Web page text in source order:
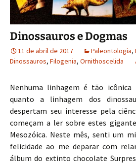
Dinossauros e Dogmas
11 de abril de 2017 Paleontologia,
Dinossauros, Filogenia, Ornithoscelida
Nenhuma linhagem é tão icônica
quanto a linhagem dos
despertam seu interesse pela
começam a ler sobre estes
Mesozóica. Neste mês, senti um
felicidade ao me deparar com
álbum do extinto chocolate